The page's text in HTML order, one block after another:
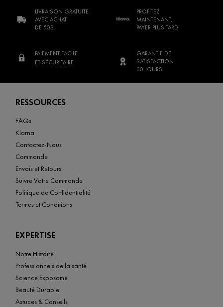
LIVRAISON GRATUITE
AVEC ACHAT
DE 50$
PROFITEZ
MAINTENANT,
PAYER PLUS TARD
PAIEMENT FACILE
ET SÉCURITAIRE
GARANTIE DE
SATISFACTION
30 JOURS
RESSOURCES
FAQs
Klarna
Contactez-Nous
Commande
Envois et Retours
Suivre Votre Commande
Politique de Confidentialité
Termes et Conditions
EXPERTISE
Notre Histoire
Professionnels de la santé
Science Exposome
Beauté Durable
Astuces & Conseils